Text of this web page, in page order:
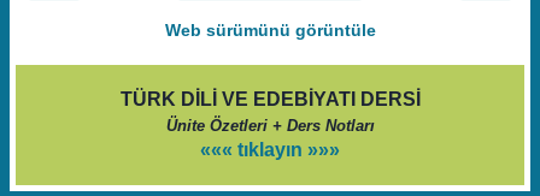
Web sürümünü görüntüle
TÜRK DİLİ VE EDEBİYATI DERSİ
Ünite Özetleri + Ders Notları
««« tıklayın »»»